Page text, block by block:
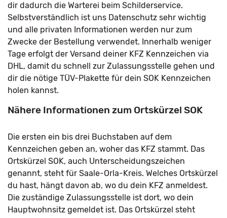
dir dadurch die Warterei beim Schilderservice.
Selbstverständlich ist uns Datenschutz sehr wichtig
und alle privaten Informationen werden nur zum
Zwecke der Bestellung verwendet. Innerhalb weniger
Tage erfolgt der Versand deiner KFZ Kennzeichen via
DHL, damit du schnell zur Zulassungsstelle gehen und
dir die nötige TÜV-Plakette für dein SOK Kennzeichen
holen kannst.
Nähere Informationen zum Ortskürzel SOK
Die ersten ein bis drei Buchstaben auf dem
Kennzeichen geben an, woher das KFZ stammt. Das
Ortskürzel SOK, auch Unterscheidungszeichen
genannt, steht für Saale-Orla-Kreis. Welches Ortskürzel
du hast, hängt davon ab, wo du dein KFZ anmeldest.
Die zuständige Zulassungsstelle ist dort, wo dein
Hauptwohnsitz gemeldet ist. Das Ortskürzel steht